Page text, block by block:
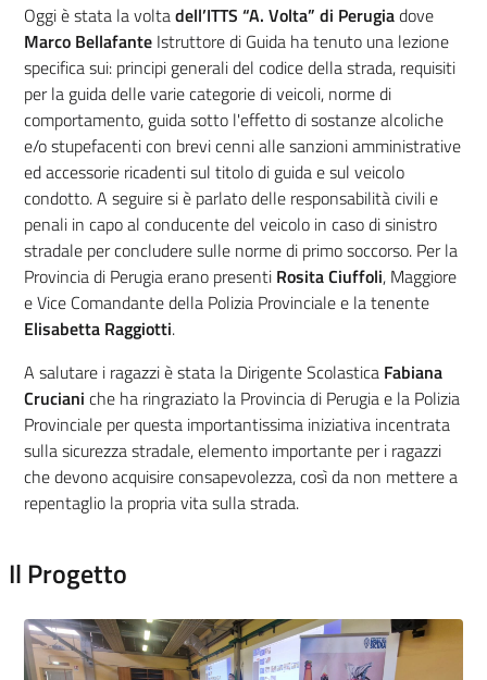
Oggi è stata la voltadell’ITTS “A. Volta” di Perugiadove
Marco Bellafante Istruttore di Guida ha tenuto una lezione
specifica sui: principi generali del codice della strada, requisiti
per la guida delle varie categorie di veicoli, norme di
comportamento, guida sotto l'effetto di sostanze alcoliche
e/o stupefacenti con brevi cenni alle sanzioni amministrative
ed accessorie ricadenti sul titolo di guida e sul veicolo
condotto. A seguire si è parlato delle responsabilità civili e
penali in capo al conducente del veicolo in caso di sinistro
stradale per concludere sulle norme di primo soccorso. Per la
Provincia di Perugia erano presenti Rosita Ciuffoli, Maggiore
e Vice Comandante della Polizia Provinciale e la tenente
Elisabetta Raggiotti.
A salutare i ragazzi è stata la Dirigente Scolastica Fabiana
Cruciani che ha ringraziato la Provincia di Perugia e la Polizia
Provinciale per questa importantissima iniziativa incentrata
sulla sicurezza stradale, elemento importante per i ragazzi
che devono acquisire consapevolezza, così da non mettere a
repentaglio la propria vita sulla strada.
Il Progetto